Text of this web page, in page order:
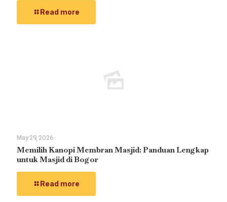
Read more
May 29, 2026
Memilih Kanopi Membran Masjid: Panduan Lengkap
untuk Masjid di Bogor
Read more